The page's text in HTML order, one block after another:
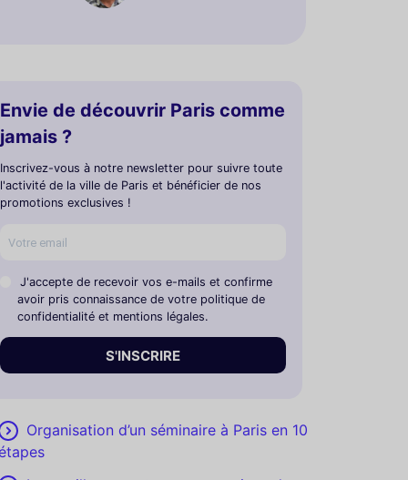
Envie de découvrir Paris comme
jamais ?
Inscrivez-vous à notre newsletter pour suivre toute
l'activité de la ville de Paris et bénéficier de nos
promotions exclusives !
J'accepte de recevoir vos e-mails et confirme
avoir pris connaissance de votre politique de
confidentialité et mentions légales.
S'INSCRIRE
Organisation d’un séminaire à Paris en 10